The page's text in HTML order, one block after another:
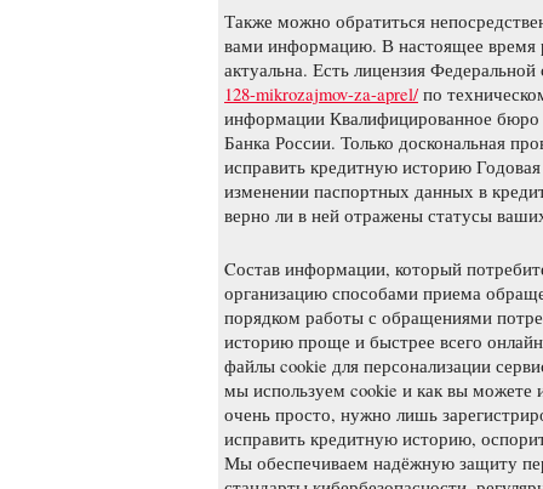
Также можно обратиться
вами информацию. В настоящее время
актуальна. Есть лицензия
128-mikrozajmov-za-aprel/ по
информации Квалифицированное бюро
Банка России. Только доскональная
исправить кредитную историю
изменении паспортных данных в
верно ли в ней отражены статусы
Cостав информации, который
организацию способами приема
порядком работы с обращениями
историю проще и быстрее всего
файлы cookie для персонализации
мы используем cookie и как вы можете
очень просто, нужно лишь
исправить кредитную историю,
Мы обеспечиваем надёжную защиту